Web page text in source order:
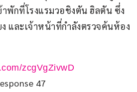
าพักที่โรงแรมวอชิงตัน ฮิลตัน ซึ่ง
และเจ้าหน้าที่กำลังตรวจค้นห้อง
zcgVgZivwD
47